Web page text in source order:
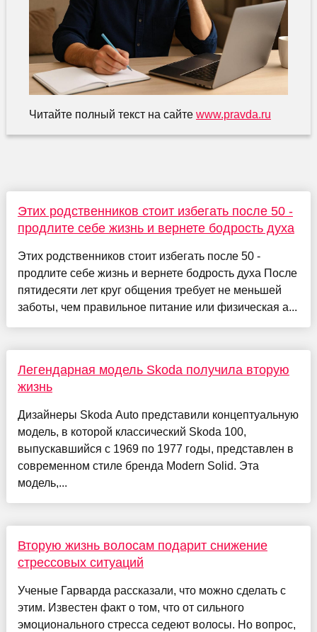
Читайте полный текст на сайте www.pravda.ru
Этих родственников стоит избегать после 50 -
продлите себе жизнь и вернете бодрость духа
Этих родственников стоит избегать после 50 -
продлите себе жизнь и вернете бодрость духа После
пятидесяти лет круг общения требует не меньшей
заботы, чем правильное питание или физическая а...
Легендарная модель Skoda получила вторую
жизнь
Дизайнеры Skoda Auto представили концептуальную
модель, в которой классический Skoda 100,
выпускавшийся с 1969 по 1977 годы, представлен в
современном стиле бренда Modern Solid. Эта
модель,...
Вторую жизнь волосам подарит снижение
стрессовых ситуаций
Ученые Гарварда рассказали, что можно сделать с
этим. Известен факт о том, что от сильного
эмоционального стресса седеют волосы. Но вопрос,